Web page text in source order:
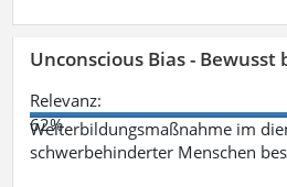
Unconscious Bias -
Relevanz:
62%
Weiterbildungsmaßnahme im
schwerbehinderter Menschen